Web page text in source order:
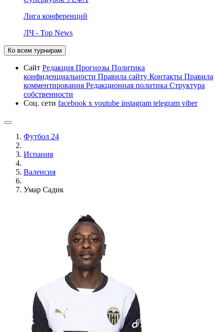
Лига конференций
ЛЧ - Top News
Ко всем турнирам
Сайт Редакция Прогнозы Политика
конфиденциальности Правила сайту Контакты Правила
комментирования Редакционная политика Структура
собственности
Соц. сети facebook x youtube instagram telegram viber
Футбол 24
Испания
Валенсия
Умар Садик